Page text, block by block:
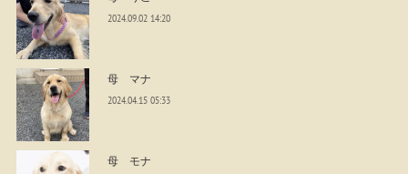
2024.09.02 14:20
母 マナ
2024.04.15 05:33
母 モナ